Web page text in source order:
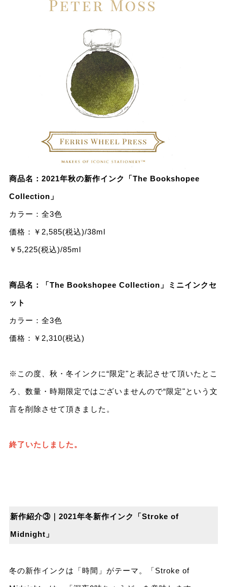
商品名：2021年秋の新作インク「The Bookshopee
Collection」
カラー：全3⾊
価格：￥2,585(税込)/38ml
￥5,225(税込)/85ml
商品名：「The Bookshopee Collection」ミニインクセ
ット
カラー：全3⾊
価格：￥2,310(税込)
※この度、秋・冬インクに“限定"と表記させて頂いたとこ
ろ、数量・時期限定ではございませんので“限定"という文
言を削除させて頂きました。
終了いたしました。
新作紹介③｜2021年冬新作インク「Stroke of
Midnight」
冬の新作インクは「時間」がテーマ。「Stroke of